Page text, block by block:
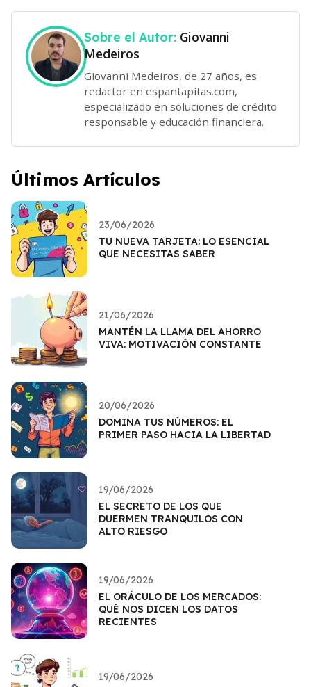
Sobre el Autor: Giovanni
Medeiros
Giovanni Medeiros, de 27 años, es
redactor en espantapitas.com,
especializado en soluciones de crédito
responsable y educación financiera.
Últimos Artículos
23/06/2026
TU NUEVA TARJETA: LO ESENCIAL
QUE NECESITAS SABER
21/06/2026
MANTÉN LA LLAMA DEL AHORRO
VIVA: MOTIVACIÓN CONSTANTE
20/06/2026
DOMINA TUS NÚMEROS: EL
PRIMER PASO HACIA LA LIBERTAD
19/06/2026
EL SECRETO DE LOS QUE
DUERMEN TRANQUILOS CON
ALTO RIESGO
19/06/2026
EL ORÁCULO DE LOS MERCADOS:
QUÉ NOS DICEN LOS DATOS
RECIENTES
19/06/2026